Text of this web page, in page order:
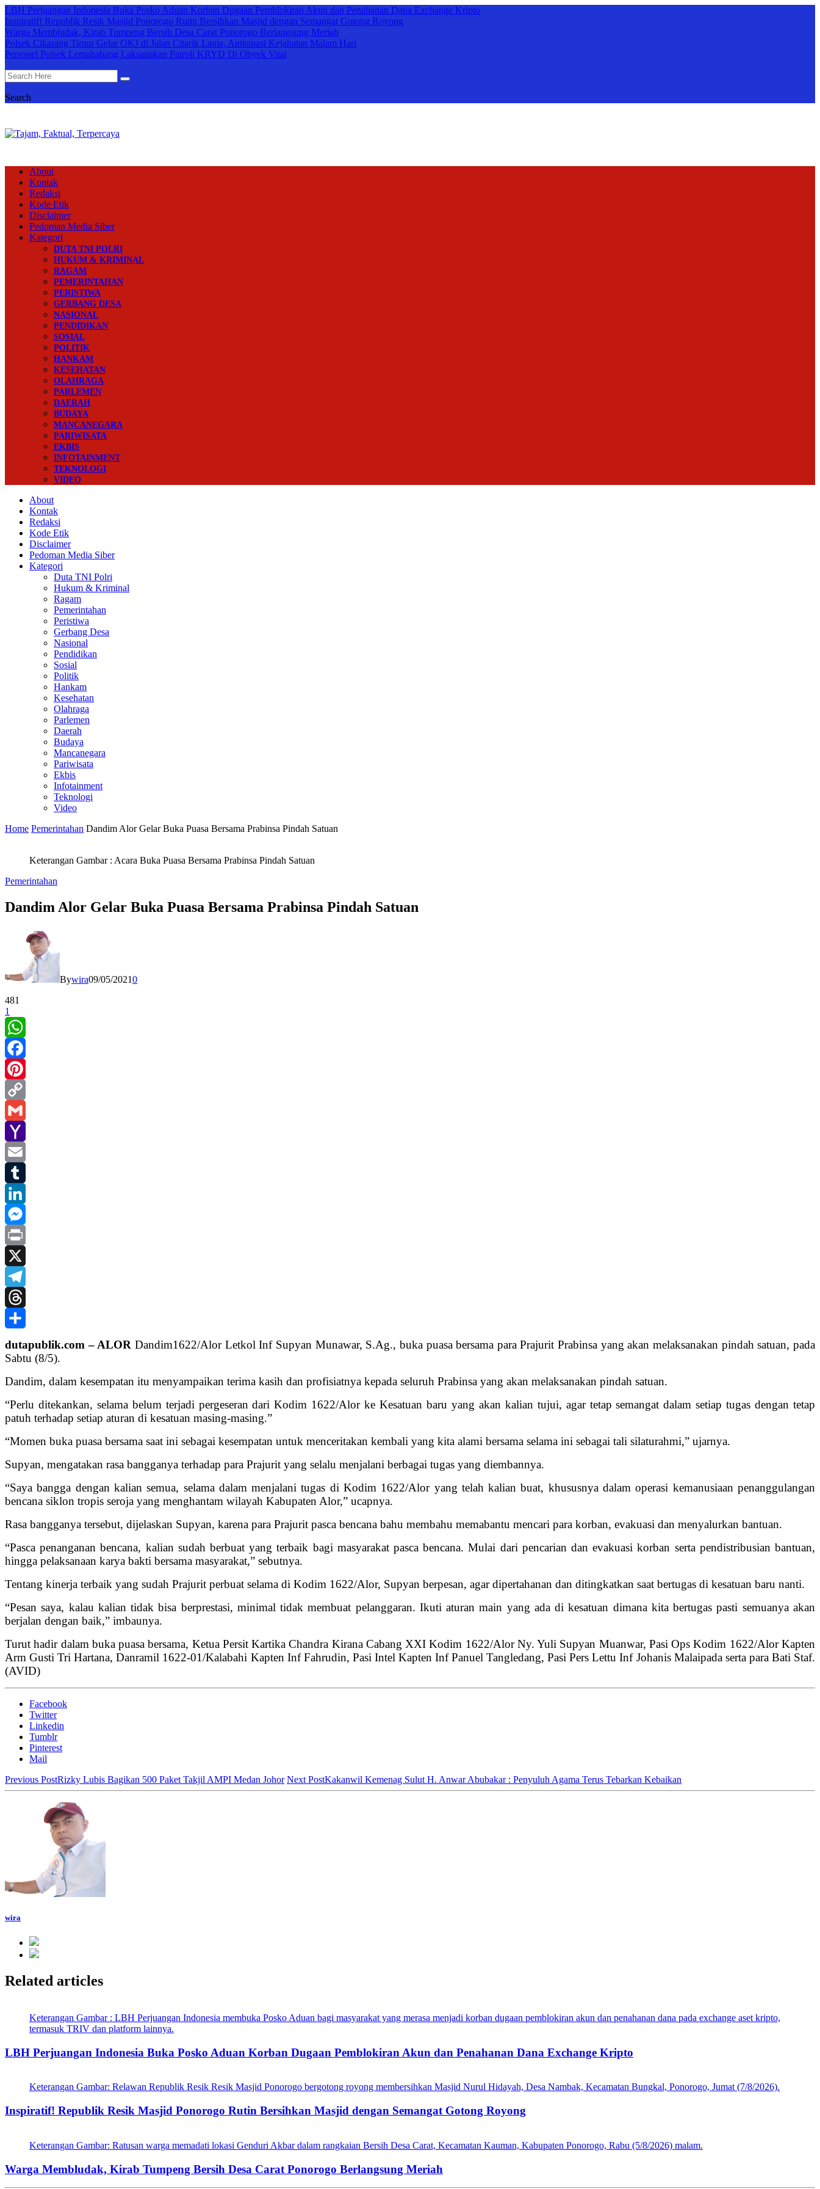
LBH Perjuangan Indonesia Buka Posko Aduan Korban Dugaan Pemblokiran Akun dan Penahanan Dana Exchange Kripto
Inspiratif! Republik Resik Masjid Ponorogo Rutin Bersihkan Masjid dengan Semangat Gotong Royong
Warga Membludak, Kirab Tumpeng Bersih Desa Carat Ponorogo Berlangsung Meriah
Polsek Cikarang Timur Gelar OKJ di Jalan Citarik Lama, Antisipasi Kejahatan Malam Hari
Personel Polsek Lemahabang Laksanakan Patroli KRYD Di Obyek Vital
Search
About
Kontak
Redaksi
Kode Etik
Disclaimer
Pedoman Media Siber
Kategori
DUTA TNI POLRI
HUKUM & KRIMINAL
RAGAM
PEMERINTAHAN
PERISTIWA
GERBANG DESA
NASIONAL
PENDIDIKAN
SOSIAL
POLITIK
HANKAM
KESEHATAN
OLAHRAGA
PARLEMEN
DAERAH
BUDAYA
MANCANEGARA
PARIWISATA
EKBIS
INFOTAINMENT
TEKNOLOGI
VIDEO
About
Kontak
Redaksi
Kode Etik
Disclaimer
Pedoman Media Siber
Kategori
Duta TNI Polri
Hukum & Kriminal
Ragam
Pemerintahan
Peristiwa
Gerbang Desa
Nasional
Pendidikan
Sosial
Politik
Hankam
Kesehatan
Olahraga
Parlemen
Daerah
Budaya
Mancanegara
Pariwisata
Ekbis
Infotainment
Teknologi
Video
Home Pemerintahan Dandim Alor Gelar Buka Puasa Bersama Prabinsa Pindah Satuan
Keterangan Gambar : Acara Buka Puasa Bersama Prabinsa Pindah Satuan
Pemerintahan
Dandim Alor Gelar Buka Puasa Bersama Prabinsa Pindah Satuan
Bywira09/05/20210
481
1
WhatsApp
Facebook
Pinterest
Copy
Link
Gmail
Yahoo
Mail
Email
Tumblr
LinkedIn
Messenger
Print
X
Telegram
Threads
Share
dutapublik.com – ALOR Dandim1622/Alor Letkol Inf Supyan Munawar, S.Ag., buka puasa bersama para Prajurit Prabinsa yang akan melaksanakan pindah satuan, pada
Sabtu (8/5).
Dandim, dalam kesempatan itu menyampaikan terima kasih dan profisiatnya kepada seluruh Prabinsa yang akan melaksanakan pindah satuan.
“Perlu ditekankan, selama belum terjadi pergeseran dari Kodim 1622/Alor ke Kesatuan baru yang akan kalian tujui, agar tetap semangat dalam setiap tugas dengan tetap
patuh terhadap setiap aturan di kesatuan masing-masing.”
“Momen buka puasa bersama saat ini sebagai kesempatan untuk menceritakan kembali yang kita alami bersama selama ini sebagai tali silaturahmi,” ujarnya.
Supyan, mengatakan rasa bangganya terhadap para Prajurit yang selalu menjalani berbagai tugas yang diembannya.
“Saya bangga dengan kalian semua, selama dalam menjalani tugas di Kodim 1622/Alor yang telah kalian buat, khususnya dalam operasi kemanusiaan penanggulangan
bencana siklon tropis seroja yang menghantam wilayah Kabupaten Alor,” ucapnya.
Rasa bangganya tersebut, dijelaskan Supyan, karena para Prajurit pasca bencana bahu membahu memabantu mencari para korban, evakuasi dan menyalurkan bantuan.
“Pasca penanganan bencana, kalian sudah berbuat yang terbaik bagi masyarakat pasca bencana. Mulai dari pencarian dan evakuasi korban serta pendistribusian bantuan,
hingga pelaksanaan karya bakti bersama masyarakat,” sebutnya.
Tentang kinerja terbaik yang sudah Prajurit perbuat selama di Kodim 1622/Alor, Supyan berpesan, agar dipertahanan dan ditingkatkan saat bertugas di kesatuan baru nanti.
“Pesan saya, kalau kalian tidak bisa berprestasi, minimal tidak membuat pelanggaran. Ikuti aturan main yang ada di kesatuan dimana kita bertugas pasti semuanya akan
berjalan dengan baik,” imbaunya.
Turut hadir dalam buka puasa bersama, Ketua Persit Kartika Chandra Kirana Cabang XXI Kodim 1622/Alor Ny. Yuli Supyan Muanwar, Pasi Ops Kodim 1622/Alor Kapten
Arm Gusti Tri Hartana, Danramil 1622-01/Kalabahi Kapten Inf Fahrudin, Pasi Intel Kapten Inf Panuel Tangledang, Pasi Pers Lettu Inf Johanis Malaipada serta para Bati Staf.
(AVID)
Facebook
Twitter
Linkedin
Tumblr
Pinterest
Mail
Previous PostRizky Lubis Bagikan 500 Paket Takjil AMPI Medan Johor Next PostKakanwil Kemenag Sulut H. Anwar Abubakar : Penyuluh Agama Terus Tebarkan Kebaikan
wira
Related articles
Keterangan Gambar : LBH Perjuangan Indonesia membuka Posko Aduan bagi masyarakat yang merasa menjadi korban dugaan pemblokiran akun dan penahanan dana pada exchange aset kripto,
termasuk TRIV dan platform lainnya.
LBH Perjuangan Indonesia Buka Posko Aduan Korban Dugaan Pemblokiran Akun dan Penahanan Dana Exchange Kripto
Keterangan Gambar: Relawan Republik Resik Resik Masjid Ponorogo bergotong royong membersihkan Masjid Nurul Hidayah, Desa Nambak, Kecamatan Bungkal, Ponorogo, Jumat (7/8/2026).
Inspiratif! Republik Resik Masjid Ponorogo Rutin Bersihkan Masjid dengan Semangat Gotong Royong
Keterangan Gambar: Ratusan warga memadati lokasi Genduri Akbar dalam rangkaian Bersih Desa Carat, Kecamatan Kauman, Kabupaten Ponorogo, Rabu (5/8/2026) malam.
Warga Membludak, Kirab Tumpeng Bersih Desa Carat Ponorogo Berlangsung Meriah